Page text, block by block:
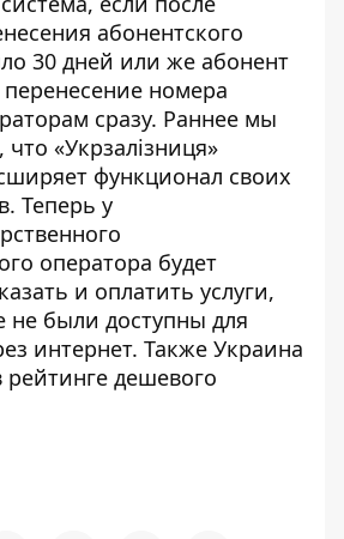
абонентского
30 дней или же абонент
номера
сразу. Раннее мы
«Укрзалізниця»
функционал своих
Теперь у
оператора будет
и оплатить услуги,
были доступны для
интернет. Также Украина
рейтинге дешевого